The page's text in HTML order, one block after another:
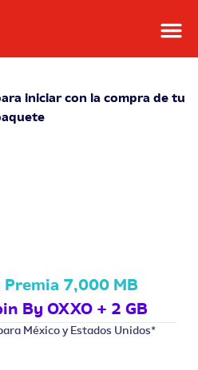
iniciar con la compra de tu
Premia 7,000 MB
By OXXO + 2 GB
México y Estados Unidos*